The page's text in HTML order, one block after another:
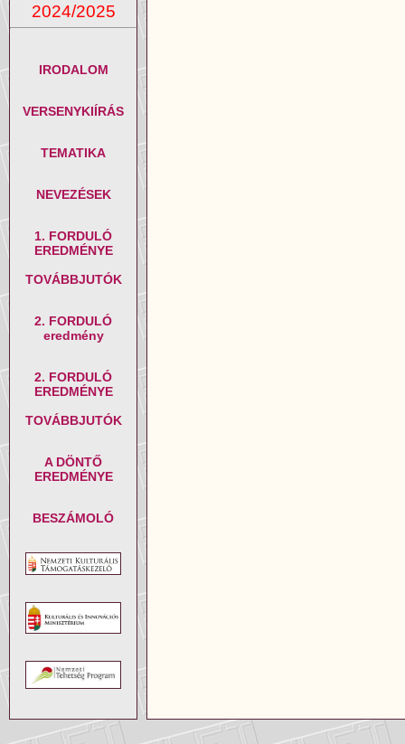
2024/2025
IRODALOM
VERSENYKIÍRÁS
TEMATIKA
NEVEZÉSEK
1. FORDULÓ
EREDMÉNYE
TOVÁBBJUTÓK
2. FORDULÓ
eredmény
2. FORDULÓ
EREDMÉNYE
TOVÁBBJUTÓK
A DÖNTŐ
EREDMÉNYE
BESZÁMOLÓ